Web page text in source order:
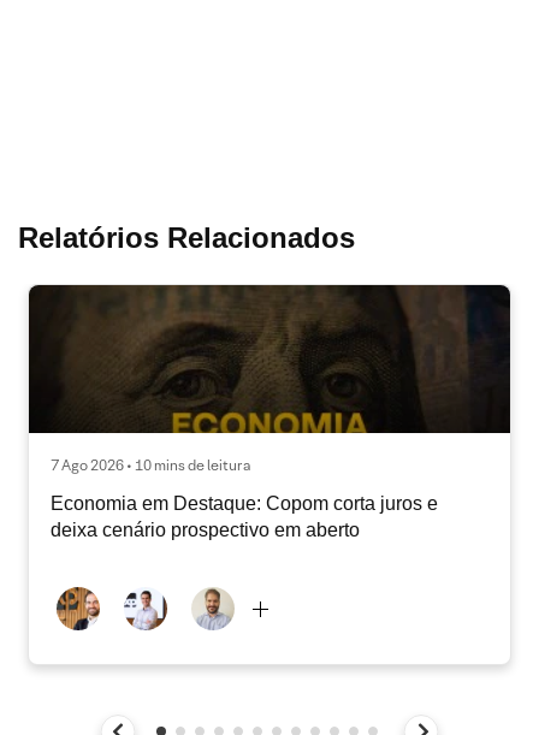
Relatórios Relacionados
7 Ago 2026 • 10 mins de leitura
Economia em Destaque: Copom corta juros e
deixa cenário prospectivo em aberto